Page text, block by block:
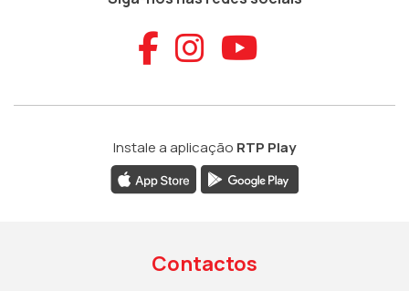
Aceder ao
Aceder ao
Aceder
Instale a aplicação RTP Play
Contactos